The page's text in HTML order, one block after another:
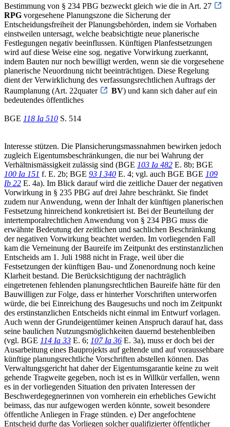
Bestimmung von § 234 PBG bezweckt gleich wie die in Art. 27
RPG vorgesehene Planungszone die Sicherung der
Entscheidungsfreiheit der Planungsbehörden, indem sie Vorhaben
einstweilen untersagt, welche beabsichtigte neue planerische
Festlegungen negativ beeinflussen. Künftigen Planfestsetzungen
wird auf diese Weise eine sog. negative Vorwirkung zuerkannt,
indem Bauten nur noch bewilligt werden, wenn sie die vorgesehene
planerische Neuordnung nicht beeinträchtigen. Diese Regelung
dient der Verwirklichung des verfassungsrechtlichen Auftrags der
Raumplanung (Art. 22quater
BV) und kann sich daher auf ein
bedeutendes öffentliches
BGE 118 Ia 510 S. 514
Interesse stützen. Die Plansicherungsmassnahmen bewirken jedoch
zugleich Eigentumsbeschränkungen, die nur bei Wahrung der
Verhältnismässigkeit zulässig sind (BGE 103 Ia 482 E. 8b; BGE
100 Ia 151 f. E. 2b; BGE 93 I 340 E. 4; vgl. auch BGE BGE 109
Ib 22 E. 4a). Im Blick darauf wird die zeitliche Dauer der negativen
Vorwirkung in § 235 PBG auf drei Jahre beschränkt. Sie findet
zudem nur Anwendung, wenn der Inhalt der künftigen planerischen
Festsetzung hinreichend konkretisiert ist. Bei der Beurteilung der
intertemporalrechtlichen Anwendung von § 234 PBG muss die
erwähnte Bedeutung der zeitlichen und sachlichen Beschränkung
der negativen Vorwirkung beachtet werden. Im vorliegenden Fall
kam die Verneinung der Baureife im Zeitpunkt des erstinstanzlichen
Entscheids am 1. Juli 1988 nicht in Frage, weil über die
Festsetzungen der künftigen Bau- und Zonenordnung noch keine
Klarheit bestand. Die Berücksichtigung der nachträglich
eingetretenen fehlenden planungsrechtlichen Baureife hätte für den
Bauwilligen zur Folge, dass er hinterher Vorschriften unterworfen
würde, die bei Einreichung des Baugesuchs und noch im Zeitpunkt
des erstinstanzlichen Entscheids nicht einmal im Entwurf vorlagen.
Auch wenn der Grundeigentümer keinen Anspruch darauf hat, dass
seine baulichen Nutzungsmöglichkeiten dauernd bestehenbleiben
(vgl. BGE 114 Ia 33 E. 6; 107 Ia 36 E. 3a), muss er doch bei der
Ausarbeitung eines Bauprojekts auf geltende und auf voraussehbare
künftige planungsrechtliche Vorschriften abstellen können. Das
Verwaltungsgericht hat daher der Eigentumsgarantie keine zu weit
gehende Tragweite gegeben, noch ist es in Willkür verfallen, wenn
es in der vorliegenden Situation den privaten Interessen der
Beschwerdegegnerinnen von vornherein ein erhebliches Gewicht
beimass, das nur aufgewogen werden könnte, soweit besondere
öffentliche Anliegen in Frage stünden. e) Der angefochtene
Entscheid durfte das Vorliegen solcher qualifizierter öffentlicher